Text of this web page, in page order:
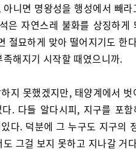
니면 명왕성을 행성에서 빼
은 자연스레 불화를 상징하게
절묘하게 맞아 떨어지기도 한
해지기 시작할 때였으니까.
지 못했겠지만, 태양계에서
. 다들 알다시피, 지구를 포
다. 덕분에 그 누구도 지구의
그걸 보지 못하고 지나갈 거